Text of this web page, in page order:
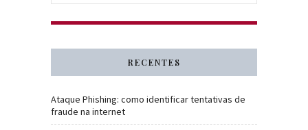
RECENTES
Ataque Phishing: como identificar tentativas de
fraude na internet